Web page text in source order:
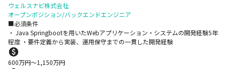
ウェルスナビ株式会社
オープンポジション/バックエンドエンジニア
■必須条件
・ Java Springbootを用いたWebアプリケーション・システムの開発経験5年
程度 ・要件定義から実装、運用保守までの一貫した開発経験
600万円〜1,150万円